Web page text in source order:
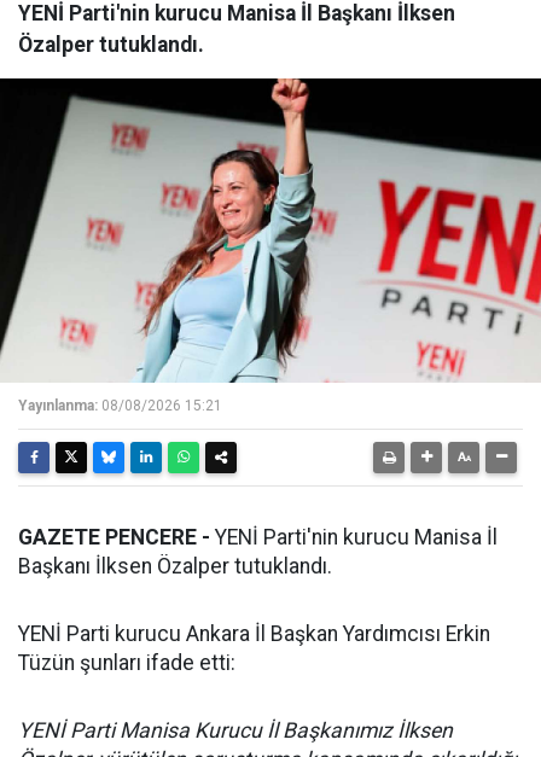
YENİ Parti'nin kurucu Manisa İl Başkanı İlksen
Özalper tutuklandı.
Yayınlanma: 08/08/2026 15:21
GAZETE PENCERE - YENİ Parti'nin kurucu Manisa İl
Başkanı İlksen Özalper tutuklandı.
YENİ Parti kurucu Ankara İl Başkan Yardımcısı Erkin
Tüzün şunları ifade etti:
YENİ Parti Manisa Kurucu İl Başkanımız İlksen